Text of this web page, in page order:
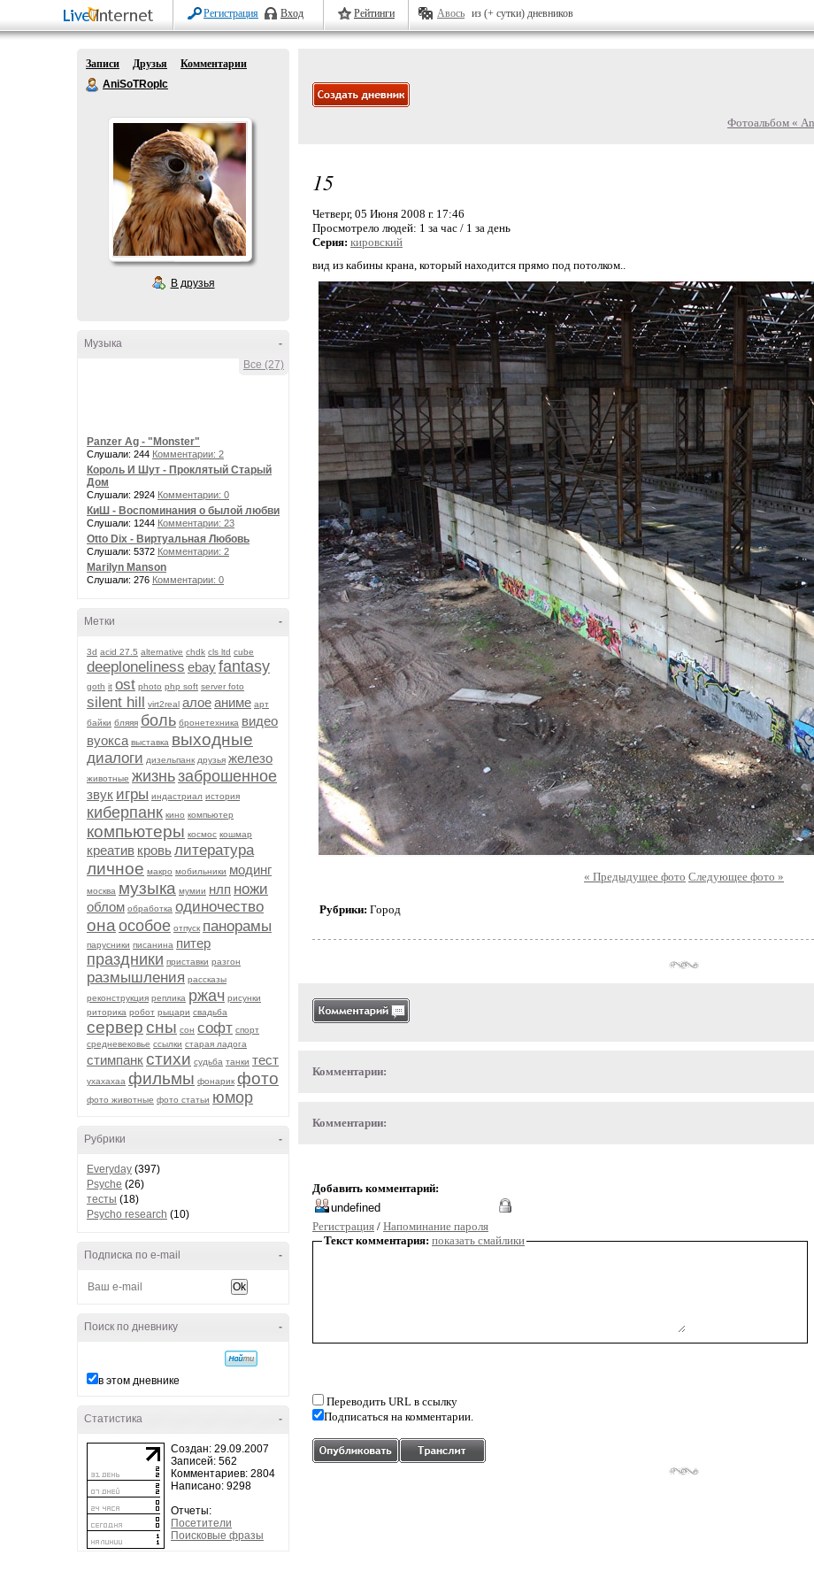
Регистрация Вход Рейтинги Авось из (+ сутки) дневников
Записи Друзья
Комментарии
AniSoTRopIc
В друзья
-
Музыка
Все (27)
Panzer Ag - "Monster"
Слушали: 244 Комментарии: 2
Король И Шут - Проклятый Старый
Дом
Слушали: 2924 Комментарии: 0
КиШ - Воспоминания о былой любви
Слушали: 1244 Комментарии: 23
Otto Dix - Виртуальная Любовь
Слушали: 5372 Комментарии: 2
Marilyn Manson
Слушали: 276 Комментарии: 0
-
Метки
3d acid 27.5 alternative chdk cls ltd cube
deeploneliness ebayfantasy
goth it ost photo php soft server foto
silent hill virt2real алоеаниме арт
байки бляяя боль бронетехника видео
вуокса выставка выходные
диалоги дизельпанк друзья железо
животные жизньзаброшенное
звук игры индастриал история
киберпанк кино компьютер
компьютеры космос кошмар
креатив кровьлитература
личное макро мобильники модинг
москва музыка мумии нлп ножи
облом обработка одиночество
она особое отпуск панорамы
парусники писанина питер
праздники приставки разгон
размышления рассказы
реконструкция реплика ржач рисунки
риторика робот рыцари свадьба
серверсны сон софт спорт
средневековье ссылки старая ладога
стимпанкстихи судьба танки тест
ухахахаа фильмы фонарик фото
фото животные фото статьи юмор
-
Рубрики
Everyday (397)
Psyche (26)
тесты (18)
Psycho research (10)
-
Подписка по e-mail
-
Поиск по дневнику
в этом дневнике
-
Статистика
Создан: 29.09.2007
Записей: 562
Комментариев: 2804
Написано: 9298
Отчеты:
Посетители
Поисковые фразы
Фотоальбом «
15
Четверг, 05 Июня 2008 г. 17:46
Просмотрело людей: 1 за час / 1 за день
Серия: кировский
вид из кабины крана, который находится прямо под потолком..
« Предыдущее фото Следующее фото »
Рубрики: Город
Комментарии:
Комментарии:
Добавить комментарий:
Регистрация / Напоминание пароля
Текст комментария: показать смайлики
Переводить URL в ссылку
Подписаться на комментарии.